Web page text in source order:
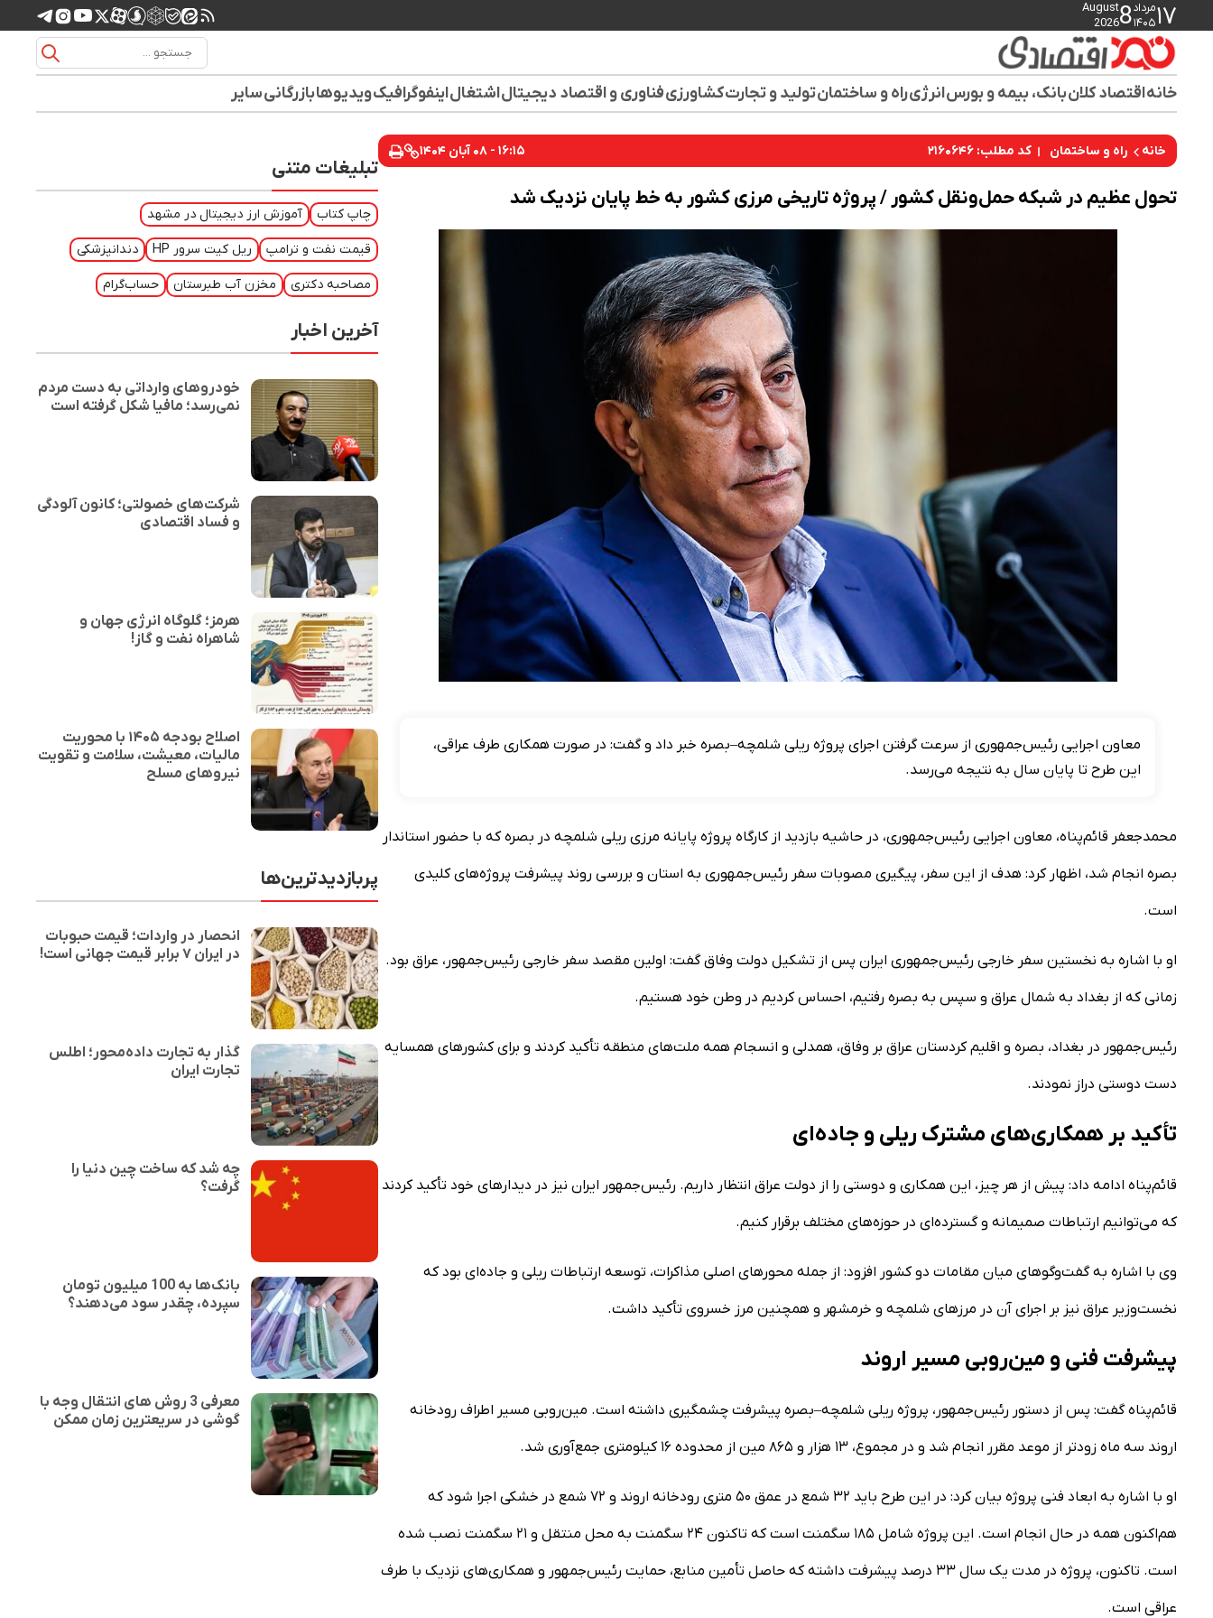
۱۷مرداد
۱۴۰۵8
August
2026
خانهاقتصاد کلانبانک، بیمه و بورسانرژیراه و ساختمانتولید و تجارتکشاورزیفناوری و اقتصاد دیجیتالاشتغالاینفوگرافیکویدیوهابازرگانیسایر
خانه راه و ساختمان کد مطلب: ۲۱۶۰۶۴۶ ۱۶:۱۵ - ۰۸ آبان ۱۴۰۴
تحول عظیم در شبکه حمل‌ونقل کشور / پروژه تاریخی مرزی کشور به خط پایان نزدیک شد
معاون اجرایی رئیس‌جمهوری از سرعت‌ گرفتن اجرای پروژه ریلی شلمچه–بصره خبر داد و گفت: در صورت همکاری طرف عراقی،
این طرح تا پایان سال به نتیجه می‌رسد.
محمدجعفر قائم‌پناه، معاون اجرایی رئیس‌جمهوری، در حاشیه بازدید از کارگاه پروژه پایانه مرزی ریلی شلمچه در بصره که با حضور استاندار
بصره انجام شد، اظهار کرد: هدف از این سفر، پیگیری مصوبات سفر رئیس‌جمهوری به استان و بررسی روند پیشرفت پروژه‌های کلیدی
است.
او با اشاره به نخستین سفر خارجی رئیس‌جمهوری ایران پس از تشکیل دولت وفاق گفت: اولین مقصد سفر خارجی رئیس‌جمهور، عراق بود.
زمانی که از بغداد به شمال عراق و سپس به بصره رفتیم، احساس کردیم در وطن خود هستیم.
رئیس‌جمهور در بغداد، بصره و اقلیم کردستان عراق بر وفاق، همدلی و انسجام همه ملت‌های منطقه تأکید کردند و برای کشورهای همسایه
دست دوستی دراز نمودند.
تأکید بر همکاری‌های مشترک ریلی و جاده‌ای
قائم‌پناه ادامه داد: پیش از هر چیز، این همکاری و دوستی را از دولت عراق انتظار داریم. رئیس‌جمهور ایران نیز در دیدارهای خود تأکید کردند
که می‌توانیم ارتباطات صمیمانه و گسترده‌ای در حوزه‌های مختلف برقرار کنیم.
وی با اشاره به گفت‌وگوهای میان مقامات دو کشور افزود: از جمله محورهای اصلی مذاکرات، توسعه ارتباطات ریلی و جاده‌ای بود که
نخست‌وزیر عراق نیز بر اجرای آن در مرزهای شلمچه و خرمشهر و همچنین مرز خسروی تأکید داشت.
پیشرفت فنی و مین‌روبی مسیر اروند
قائم‌پناه گفت: پس از دستور رئیس‌جمهور، پروژه ریلی شلمچه–بصره پیشرفت چشمگیری داشته است. مین‌روبی مسیر اطراف رودخانه
اروند سه ماه زودتر از موعد مقرر انجام شد و در مجموع، ۱۳ هزار و ۸۶۵ مین از محدوده ۱۶ کیلومتری جمع‌آوری شد.
او با اشاره به ابعاد فنی پروژه بیان کرد: در این طرح باید ۳۲ شمع در عمق ۵۰ متری رودخانه اروند و ۷۲ شمع در خشکی اجرا شود که
هم‌اکنون همه در حال انجام است. این پروژه شامل ۱۸۵ سگمنت است که تاکنون ۲۴ سگمنت به محل منتقل و ۲۱ سگمنت نصب شده
است. تاکنون، پروژه در مدت یک سال ۳۳ درصد پیشرفت داشته که حاصل تأمین منابع، حمایت رئیس‌جمهور و همکاری‌های نزدیک با طرف
عراقی است.
تبلیغات متنی
چاپ کتاب آموزش ارز دیجیتال در مشهد
قیمت نفت و ترامپ ریل کیت سرور HP دندانپزشکی
مصاحبه دکتری مخزن آب طبرستان حساب‌گرام
آخرین اخبار
خودروهای وارداتی به دست مردم
نمی‌رسد؛ مافیا شکل گرفته است
شرکت‌های خصولتی؛ کانون آلودگی
و فساد اقتصادی
هرمز؛ گلوگاه انرژی جهان و
شاهراه نفت و گاز!
اصلاح بودجه ۱۴۰۵ با محوریت
مالیات، معیشت، سلامت و تقویت
نیروهای مسلح
پربازدیدترین‌ها
انحصار در واردات؛ قیمت حبوبات
در ایران ۷ برابر قیمت جهانی است!
گذار به تجارت داده‌محور؛ اطلس
تجارت ایران
چه شد که ساخت چین دنیا را
گرفت؟
بانک‌ها به 100 میلیون تومان
سپرده، چقدر سود می‌دهند؟
معرفی 3 روش های انتقال وجه با
گوشی در سریعترین زمان ممکن